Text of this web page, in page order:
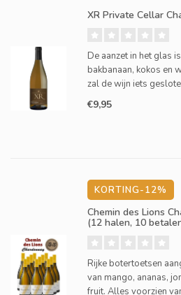
XR Private Cellar
De aanzet in het glas
bakbanaan, kokos en
zal de wijn iets
laat deze Chardonnay
kant zien. Wederom
€9,95
KORTING-12%
Chemin des Lions
(12 halen, 10
Rijke botertoetsen
van mango, ananas,
fruit. Alles voorzien